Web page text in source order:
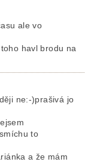
ale vo
havl brodu na
ne:-)prašivá jo
to
a že mám